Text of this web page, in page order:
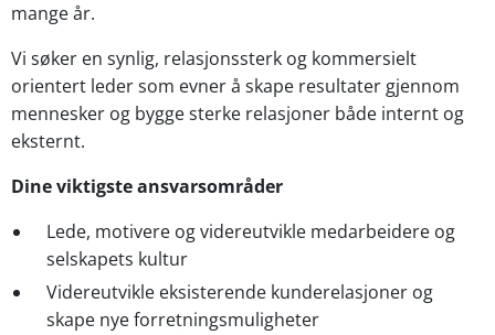
mange år.
Vi søker en synlig, relasjonssterk og kommersielt
orientert leder som evner å skape resultater gjennom
mennesker og bygge sterke relasjoner både internt og
eksternt.
Dine viktigste ansvarsområder
Lede, motivere og videreutvikle medarbeidere og
selskapets kultur
Videreutvikle eksisterende kunderelasjoner og
skape nye forretningsmuligheter